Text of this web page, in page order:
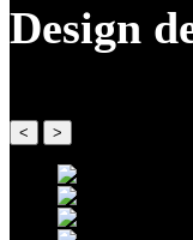
Design
< >